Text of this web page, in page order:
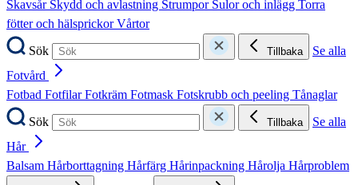
Skavsår Skydd och avlastning Strumpor Sulor och inlägg Torra
fötter och hälsprickorVårtor
Sök
Tillbaka
Se alla
Fotvård
Fotbad FotfilarFotkräm Fotmask Fotskrubb och peeling Tånaglar
Sök
Tillbaka
Se alla
Hår
Balsam Hårborttagning Hårfärg Hårinpackning Hårolja Hårproblem